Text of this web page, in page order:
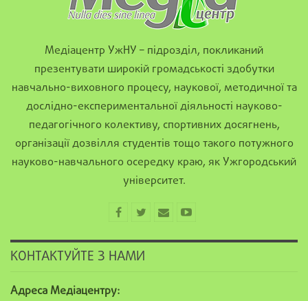
Медіацентр УжНУ – підрозділ, покликаний
презентувати широкій громадськості здобутки
навчально-виховного процесу, наукової, методичної та
дослідно-експериментальної діяльності науково-
педагогічного колективу, спортивних досягнень,
організації дозвілля студентів тощо такого потужного
науково-навчального осередку краю, як Ужгородський
університет.
КОНТАКТУЙТЕ З НАМИ
Адреса Медіацентру: